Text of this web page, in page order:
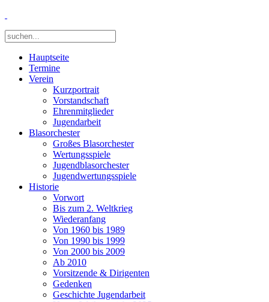
Hauptseite
Termine
Verein
Kurzportrait
Vorstandschaft
Ehrenmitglieder
Jugendarbeit
Blasorchester
Großes Blasorchester
Wertungsspiele
Jugendblasorchester
Jugendwertungsspiele
Historie
Vorwort
Bis zum 2. Weltkrieg
Wiederanfang
Von 1960 bis 1989
Von 1990 bis 1999
Von 2000 bis 2009
Ab 2010
Vorsitzende & Dirigenten
Gedenken
Geschichte Jugendarbeit